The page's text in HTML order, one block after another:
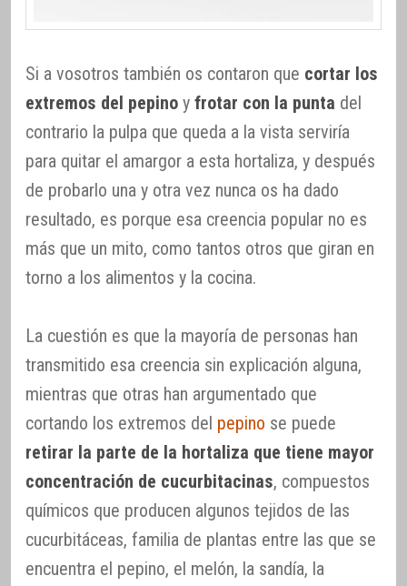
Si a vosotros también os contaron que cortar los
extremos del pepino y frotar con la punta del
contrario la pulpa que queda a la vista serviría
para quitar el amargor a esta hortaliza, y después
de probarlo una y otra vez nunca os ha dado
resultado, es porque esa creencia popular no es
más que un mito, como tantos otros que giran en
torno a los alimentos y la cocina.
La cuestión es que la mayoría de personas han
transmitido esa creencia sin explicación alguna,
mientras que otras han argumentado que
cortando los extremos del pepino se puede
retirar la parte de la hortaliza que tiene mayor
concentración de cucurbitacinas, compuestos
químicos que producen algunos tejidos de las
cucurbitáceas, familia de plantas entre las que se
encuentra el pepino, el melón, la sandía, la